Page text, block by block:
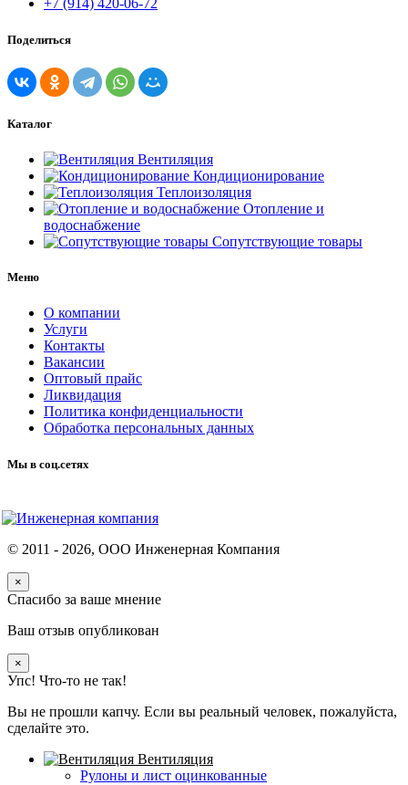
+7 (914) 420-06-72
Поделиться
Каталог
Вентиляция
Кондиционирование
Теплоизоляция
Отопление и
водоснабжение
Сопутствующие товары
Меню
О компании
Услуги
Контакты
Вакансии
Оптовый прайс
Ликвидация
Политика конфиденциальности
Обработка персональных данных
Мы в соц.сетях
© 2011 - 2026, ООО Инженерная Компания
×
Спасибо за ваше мнение
Ваш отзыв опубликован
×
Упс! Что-то не так!
Вы не прошли капчу. Если вы реальный человек, пожалуйста,
сделайте это.
Вентиляция
Рулоны и лист оцинкованные